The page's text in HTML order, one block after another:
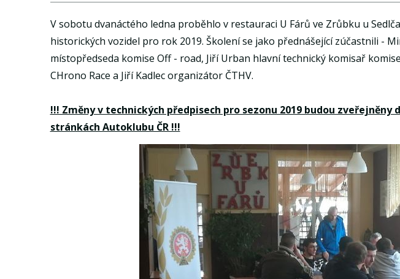
V sobotu dvanáctého ledna proběhlo v restauraci U Fárů ve Zrůbku u
historických vozidel pro rok 2019. Školení se jako přednášející zúčastnili -
místopředseda komise Off - road, Jiří Urban hlavní technický komisař
CHrono Race a Jiří Kadlec organizátor ČTHV.
!!! Změny v technických předpisech pro sezonu 2019 budou zveřejněny
stránkách Autoklubu ČR !!!